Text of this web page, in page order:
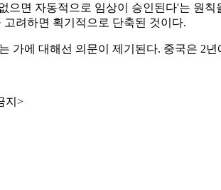
면 자동적으로 임상이 승인된다'는 원
려하면 획기적으로 단축된 것이다.
가에 대해선 의문이 제기된다. 중국은 2
지>